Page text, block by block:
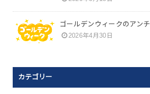
ゴールデンウィークのアンチ
2026年4月30日
カテゴリー